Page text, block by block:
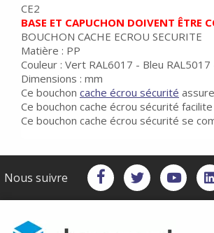
CE2
BASE ET CAPUCHON DOIVENT ÊTRE
BOUCHON CACHE ECROU SECURITE
Matière : PP
Couleur : Vert RAL6017 - Bleu
Dimensions : mm
Ce bouchon cache écrou sécurité
Ce bouchon cache écrou sécurité
Ce bouchon cache écrou sécurité se
Nous suivre